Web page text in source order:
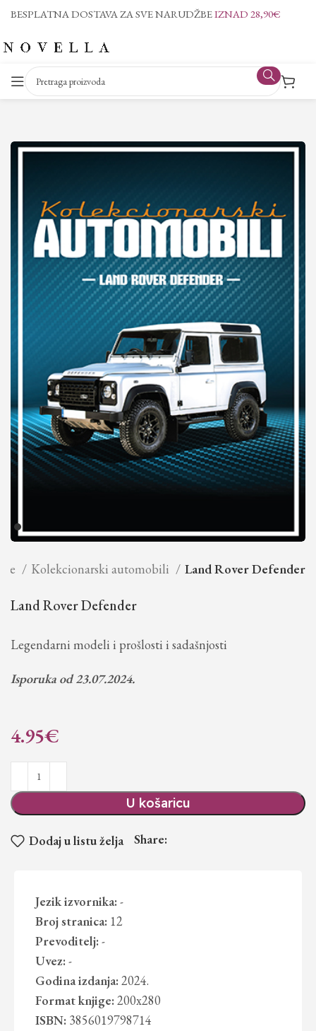
BESPLATNA DOSTAVA ZA SVE NARUDŽBEIZNAD 28,90€
Kolekcionarski automobili Land Rover Defender
Land Rover Defender
Legendarni modeli i prošlosti i sadašnjosti
Isporuka od 23.07.2024.
4.95€
U košaricu
Dodaj u listu želja Share:
Jezik izvornika: -
Broj stranica: 12
Prevoditelj: -
Uvez: -
Godina izdanja: 2024.
Format knjige: 200x280
ISBN: 3856019798714